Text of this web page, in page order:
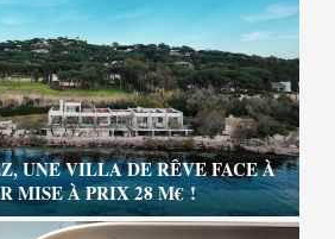
UNE VILLA DE RÊVE FACE À
MISE À PRIX 28 M€ !